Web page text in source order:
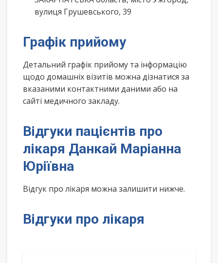
вулиця Грушевського, 39
Графік прийому
Детальний графік прийому та інформацію
щодо домашніх візитів можна дізнатися за
вказаними контактними даними або на
сайті медичного закладу.
Відгуки пацієнтів про
лікаря Данкай Маріанна
Юріївна
Відгук про лікаря можна залишити нижче.
Відгуки про лікаря